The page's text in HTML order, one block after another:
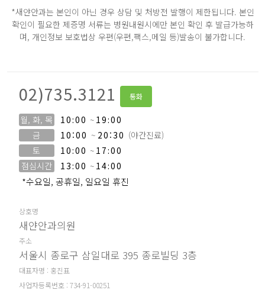
*새얀안과는 본인이 아닌 경우 상담 및 처방전 발행이 제한됩니다. 본인
확인이 필요한 제증명 서류는 병원내원시에만 본인 확인 후 발급가능하
며, 개인정보 보호법상 우편(우편,팩스,메일 등)발송이 불가합니다.
02)735.3121 통화
월, 화, 목 10:00 ~ 19:00
금
10:00 ~ 20:30 (야간진료)
토
10:00 ~ 17:00
점심시간
13:00 ~ 14:00
*수요일, 공휴일, 일요일 휴진
상호명
새얀안과의원
주소
서울시 종로구 삼일대로 395 종로빌딩 3층
대표자명 : 홍진표
사업자등록번호 : 734-91-00251